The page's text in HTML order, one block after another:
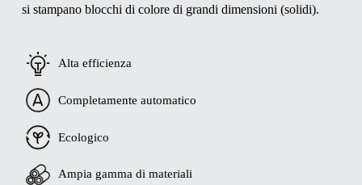
si stampano blocchi di colore di grandi dimensioni (solidi).
Alta efficienza
Completamente automatico
Ecologico
Ampia gamma di materiali